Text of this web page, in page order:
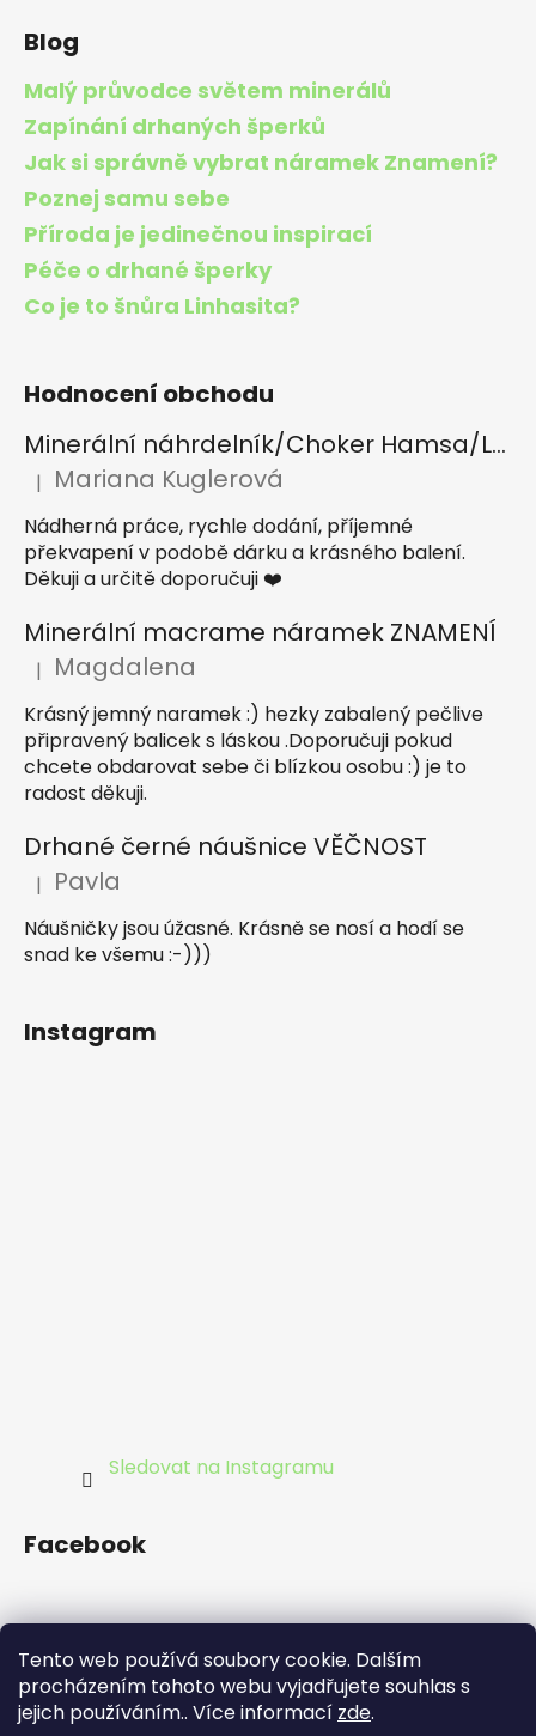
Tento web používá soubory cookie. Dalším
procházením tohoto webu vyjadřujete souhlas s
jejich používáním.. Více informací zde.
Blog
Malý průvodce světem minerálů
Zapínání drhaných šperků
Jak si správně vybrat náramek Znamení?
Poznej samu sebe
Příroda je jedinečnou inspirací
Péče o drhané šperky
Co je to šnůra Linhasita?
Hodnocení obchodu
Minerální náhrdelník/Choker Hamsa/Lapis lazuli, Tygří oko, Apatit
Hodnocení produktu je 5 z 5 hvězdiček.
| Mariana Kuglerová
Nádherná práce, rychle dodání, příjemné
překvapení v podobě dárku a krásného balení.
Děkuji a určitě doporučuji ❤️
Minerální macrame náramek ZNAMENÍ
Hodnocení produktu je 5 z 5 hvězdiček.
| Magdalena
Krásný jemný naramek :) hezky zabalený pečlive
připravený balicek s láskou .Doporučuji pokud
chcete obdarovat sebe či blízkou osobu :) je to
radost děkuji.
Drhané černé náušnice VĚČNOST
Hodnocení produktu je 5 z 5 hvězdiček.
| Pavla
Náušničky jsou úžasné. Krásně se nosí a hodí se
snad ke všemu :-)))
Instagram
Sledovat na Instagramu
Facebook